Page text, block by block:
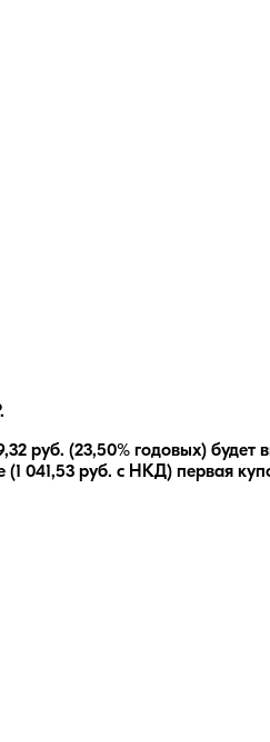
руб. (23,50% годовых) будет
(1 041,53 руб. с НКД) первая